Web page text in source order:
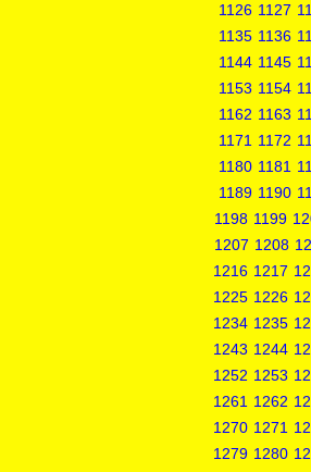
1126 1127
1135 1136
1144 1145
1153 1154
1162 1163
1171 1172
1180 1181
1189 1190
1198 1199
1207 1208
1216 1217
1225 1226
1234 1235
1243 1244
1252 1253
1261 1262
1270 1271
1279 1280